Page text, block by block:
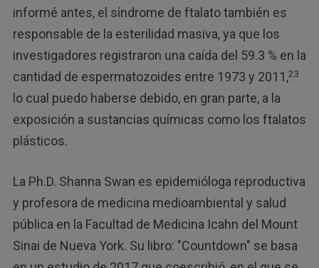
informé antes, el síndrome de ftalato también es
responsable de la esterilidad masiva, ya que los
investigadores registraron una caída del 59.3 % en la
cantidad de espermatozoides entre 1973 y 2011,23
lo cual puedo haberse debido, en gran parte, a la
exposición a sustancias químicas como los ftalatos
plásticos.
La Ph.D. Shanna Swan es epidemióloga reproductiva
y profesora de medicina medioambiental y salud
pública en la Facultad de Medicina Icahn del Mount
Sinai de Nueva York. Su libro: "Countdown" se basa